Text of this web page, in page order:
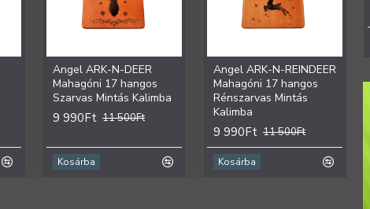
Angel ARK-N-DEER
Mahagóni 17 hangos
Szarvas Mintás Kalimba
9 990Ft 11 500Ft
Kosárba
Angel ARK-N-REINDEER
Mahagóni 17 hangos
Rénszarvas Mintás
Kalimba
9 990Ft 11 500Ft
Kosárba